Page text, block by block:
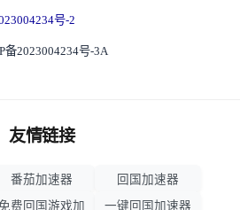
号-2
备2023004234号-3A
友情链接
番茄加速器
回国加速器
费回国游戏加
一键回国加速器